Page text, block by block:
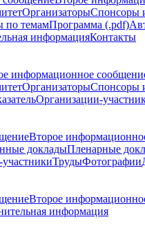
ОрганизаторыСпонсоры
по темамПрограмма (.pdf)
информацияКонтакты
информационное
ОрганизаторыСпонсоры
Организации-
Второе
докладыПленарные
ТрудыФотографии
Второе
информация